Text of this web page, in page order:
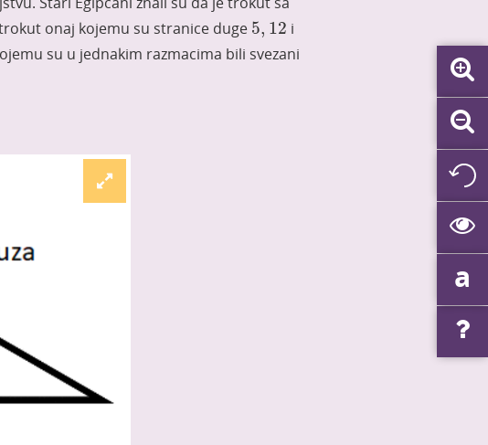
a
onaj kojemu su stranice duge 5,
5 12
12 i
su u jednakim razmacima bili svezani